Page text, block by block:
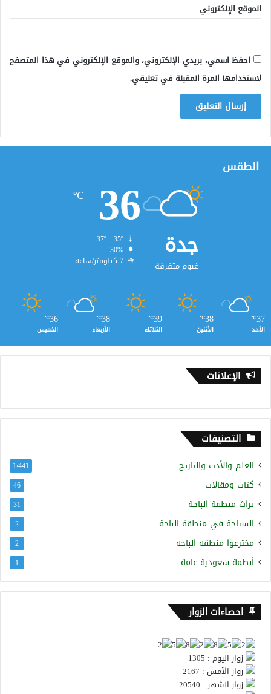
الموقع الإلكتروني
احفظ اسمي، بريدي الإلكتروني، والموقع الإلكتروني في هذا المتصفح
لاستخدامها المرة المقبلة في تعليقي.
الطقس
جدة
غيوم متفرقة
36
℃
30%
7 كيلومتر/ساعة
37
℃
الأحد
38
℃
الأثنين
39
℃
الثلاثاء
38
℃
الأربعاء
36
℃
الخميس
الإعلانات
التصنيفات
العلم والأدب والتاريخ 1٬441
كتاب ومقالات 46
تراث منطقة الباحة 31
السياحة في منطقة الباحة 2
مخترعوا منطقة الباحة 2
أنظمة سعودية عامة 1
احصاءات الزوار
زوار اليوم : 1305
زوار الأمس : 2167
زوار الشهر : 20540